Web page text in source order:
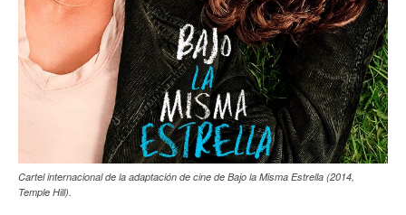
Cartel internacional de la adaptación de cine de Bajo la Misma Estrella (2014,
Temple Hill).